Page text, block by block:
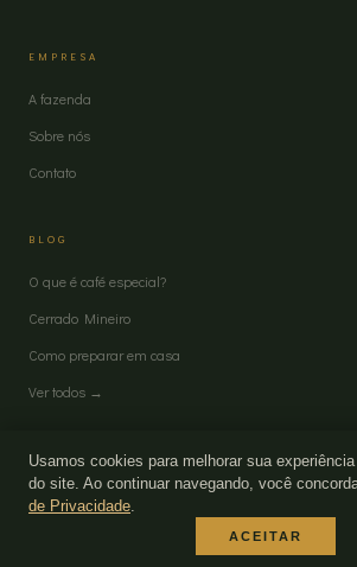
EMPRESA
A fazenda
Sobre nós
Contato
BLOG
O que é café especial?
Cerrado Mineiro
Como preparar em casa
Ver todos →
© 2026 Artefato Cafés Especiais · CNPJ 32.337.316/
MASTER PIX
Usamos cookies para melhorar sua
do site. Ao continuar navegando, você
de Privacidade.
ACEITAR